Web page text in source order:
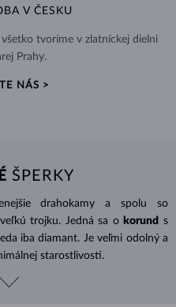
V ČESKU
tvoríme v zlatníckej dielni
Prahy.
NÁS >
ŠPERKY
drahokamy a spolu so
trojku. Jedná sa o korund s
iba diamant. Je veľmi odolný a
starostlivosti.